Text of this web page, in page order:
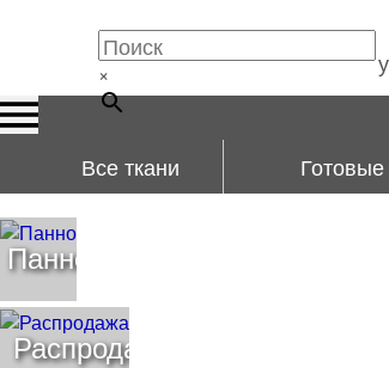
×
Все ткани
Панно
Распродажа